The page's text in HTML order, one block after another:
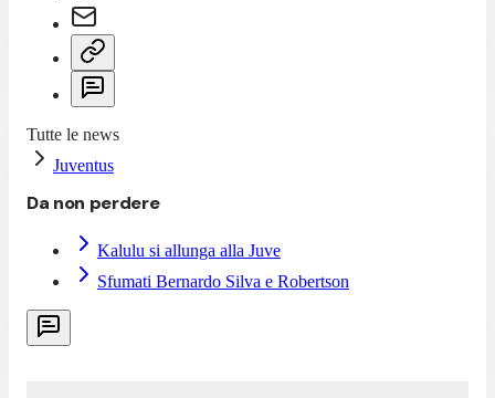
Tutte le news
Juventus
Da non perdere
Kalulu si allunga alla Juve
Sfumati Bernardo Silva e Robertson